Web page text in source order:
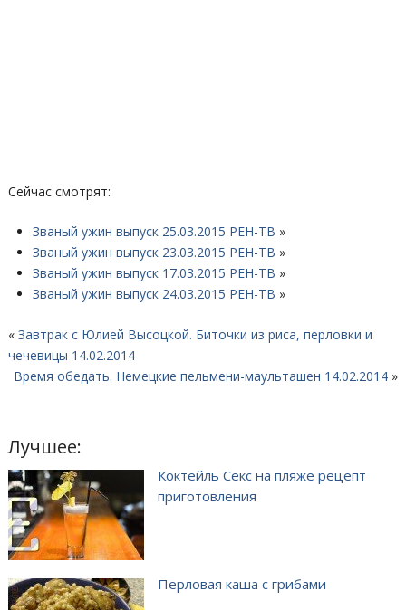
Сейчас смотрят:
Званый ужин выпуск 25.03.2015 РЕН-ТВ »
Званый ужин выпуск 23.03.2015 РЕН-ТВ »
Званый ужин выпуск 17.03.2015 РЕН-ТВ »
Званый ужин выпуск 24.03.2015 РЕН-ТВ »
« Завтрак с Юлией Высоцкой. Биточки из риса, перловки и
чечевицы 14.02.2014
Время обедать. Немецкие пельмени-маульташен 14.02.2014 »
Лучшее:
Коктейль Секс на пляже рецепт
приготовления
Перловая каша с грибами